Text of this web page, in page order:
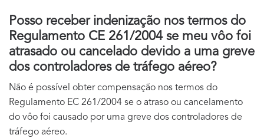
Posso receber indenização nos termos do
Regulamento CE 261/2004 se meu vôo foi
atrasado ou cancelado devido a uma greve
dos controladores de tráfego aéreo?
Não é possível obter compensação nos termos do
Regulamento EC 261/2004 se o atraso ou cancelamento
do vôo foi causado por uma greve dos controladores de
tráfego aéreo.